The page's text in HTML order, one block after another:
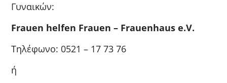
Γυναικών:
Frauen helfen Frauen – Frauenhaus e.V.
Τηλέφωνο: 0521 – 17 73 76
ή